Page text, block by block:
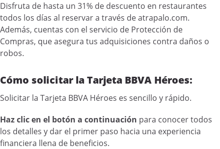
Disfruta de hasta un 31% de descuento en restaurantes
todos los días al reservar a través de atrapalo.com.
Además, cuentas con el servicio de Protección de
Compras, que asegura tus adquisiciones contra daños o
robos.
Cómo solicitar la Tarjeta BBVA Héroes:
Solicitar la Tarjeta BBVA Héroes es sencillo y rápido.
Haz clic en el botón a continuación para conocer todos
los detalles y dar el primer paso hacia una experiencia
financiera llena de beneficios.